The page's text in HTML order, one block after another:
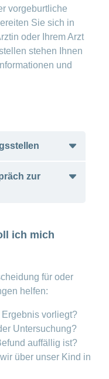
vorgeburtliche
Sie sich in
oder Ihrem Arzt
stehen Ihnen
und
pränataler
Fragen zu
bei Fragen zu
und
zur
zur
ich mich
für oder
helfen:
vorliegt?
Untersuchung?
auffällig ist?
über unser Kind in